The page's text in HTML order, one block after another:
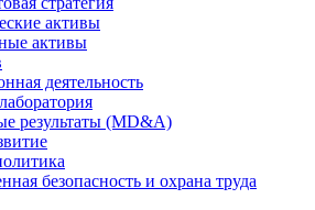
активы
активы
деятельность
результаты (MD&A)
безопасность и охрана труда